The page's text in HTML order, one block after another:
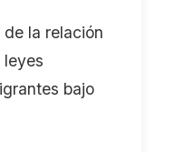
la relación
leyes
bajo